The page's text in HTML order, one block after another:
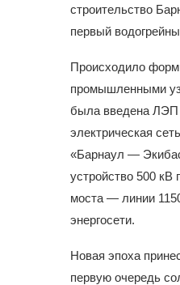
строительство
первый
Происходило
промышленными
была введена ЛЭП
электрическая
«Барнаул —
устройство 500 кВ
моста — линии
энергосети.
Новая эпоха
первую очередь